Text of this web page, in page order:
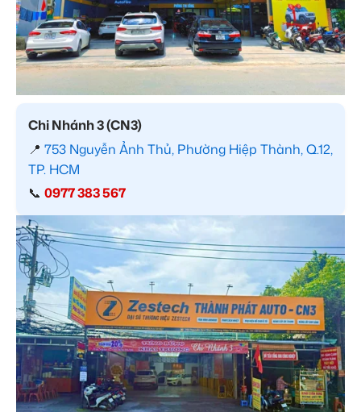
Chi Nhánh 3 (CN3)
📍 753 Nguyễn Ảnh Thủ, Phường Hiệp Thành, Q.12,
TP. HCM
📞 0977 383 567